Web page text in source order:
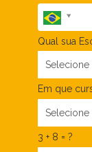
Qual sua
Em que
3 + 8 = ?